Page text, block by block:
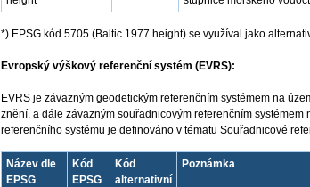
*) EPSG kód 5705 (Baltic 1977 height) se využíval jako
Evropský výškový referenční systém (EVRS):
EVRS je závazným geodetickým referenčním systémem na
znění, a dále závazným souřadnicovým referenčním
referenčního systému je definováno v tématu Souřadnicové
Název dle
EPSG
Kód
EPSG
Kód
alternativní
Poznámka